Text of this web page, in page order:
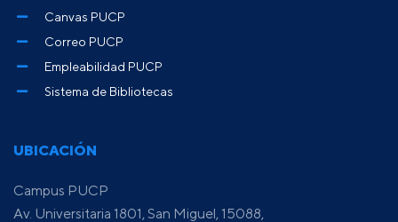
UBICACIÓN
Campus PUCP
Av. Universitaria 1801, San Miguel, 15088,
Canvas PUCP
Correo PUCP
Empleabilidad PUCP
Sistema de Bibliotecas